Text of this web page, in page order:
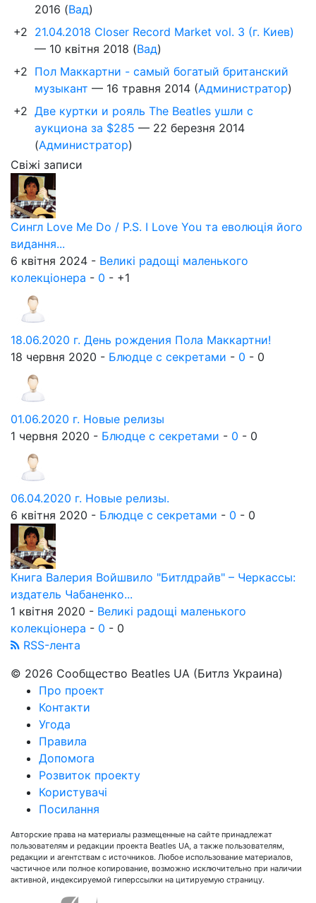
2016 (Вад)
+2 21.04.2018 Closer Record Market vol. 3 (г. Киев)
— 10 квітня 2018 (Вад)
+2 Пол Маккартни - самый богатый британский
музыкант — 16 травня 2014 (Администратор)
+2 Две куртки и рояль The Beatles ушли с
аукциона за $285 — 22 березня 2014
(Администратор)
Свіжі записи
Сингл Love Me Do / P.S. I Love You та еволюція його
видання...
6 квітня 2024 - Великі радощі маленького
колекціонера - 0 - +1
18.06.2020 г. День рождения Пола Маккартни!
18 червня 2020 - Блюдце с секретами - 0 - 0
01.06.2020 г. Новые релизы
1 червня 2020 - Блюдце с секретами - 0 - 0
06.04.2020 г. Новые релизы.
6 квітня 2020 - Блюдце с секретами - 0 - 0
Книга Валерия Войшвило "Битлдрайв" – Черкассы:
издатель Чабаненко...
1 квітня 2020 - Великі радощі маленького
колекціонера - 0 - 0
RSS-лента
© 2026 Сообщество Beatles UA (Битлз Украина)
Про проект
Контакти
Угода
Правила
Допомога
Розвиток проекту
Користувачі
Посилання
Авторские права на материалы размещенные на сайте принадлежат
пользователям и редакции проекта Beatles UA, а также пользователям,
редакции и агентствам с источников. Любое использование материалов,
частичное или полное копирование, возможно исключительно при наличии
активной, индексируемой гиперссылки на цитируемую страницу.